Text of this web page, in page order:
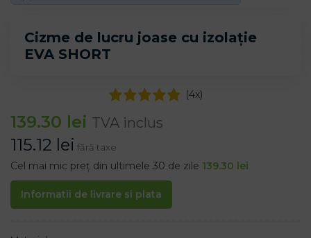
Cizme de lucru joase cu izolație
EVA SHORT
(4x)
139.30 lei TVA inclus
115.12 lei fără taxe
Cel mai mic preț din ultimele 30 de zile 139.30 lei
Informatii de livrare si plata